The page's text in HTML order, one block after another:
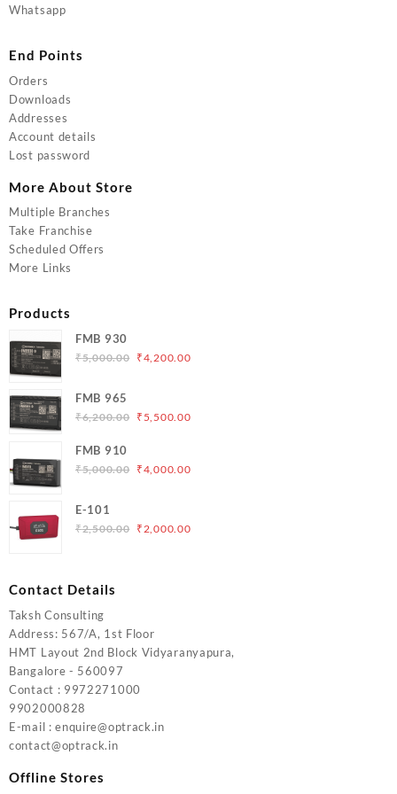
Whatsapp
End Points
Orders
Downloads
Addresses
Account details
Lost password
More About Store
Multiple Branches
Take Franchise
Scheduled Offers
More Links
Products
FMB 930
₹5,000.00 Original
₹5,000.00.
₹4,200.00Current
FMB 965
₹6,200.00 Original
₹6,200.00.
₹ 5,500.00Current
₹5,500.00.
FMB 910
₹5,000.00 Original
₹5,000.00.
₹4,000.00Current
E-101
₹2,500.00 Original
₹2,000.00Current
Contact Details
Taksh Consulting
Address: 567/A, 1st Floor
HMT Layout 2nd Block Vidyaranyapura,
Bangalore - 560097
Contact : 9972271000
9902000828
E-mail : enquire@optrack.in
contact@optrack.in
Offline Stores